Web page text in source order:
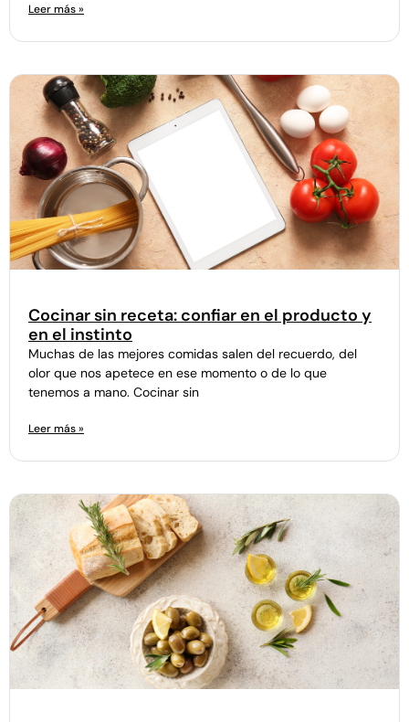
Leer más »
Cocinar sin receta: confiar en el producto y
en el instinto
Muchas de las mejores comidas salen del recuerdo, del
olor que nos apetece en ese momento o de lo que
tenemos a mano. Cocinar sin
Leer más »